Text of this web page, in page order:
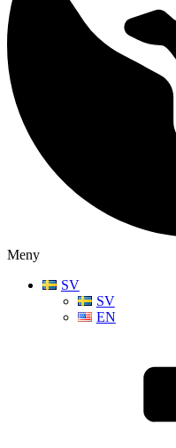
Meny
SV
SV
EN